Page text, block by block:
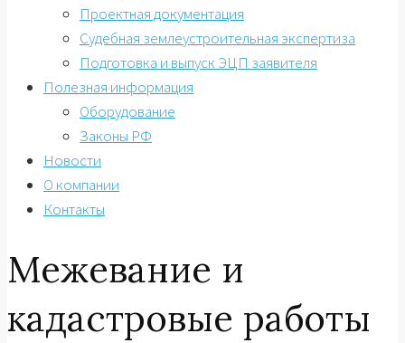
Проектная документация
Судебная землеустроительная экспертиза
Подготовка и выпуск ЭЦП заявителя
Полезная информация
Оборудование
Законы РФ
Новости
О компании
Контакты
Межевание и
кадастровые работы